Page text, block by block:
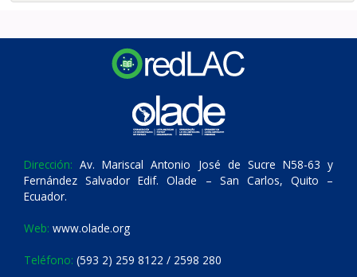
Dirección: Av. Mariscal Antonio José de Sucre N58-63 y
Fernández Salvador Edif. Olade – San Carlos, Quito –
Ecuador.
Web: www.olade.org
Teléfono: (593 2) 259 8122 / 2598 280